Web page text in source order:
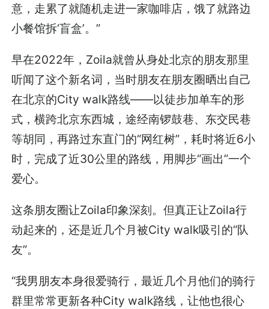
意，走累了就随机走进一家咖啡店，饿了就路边
小餐馆拆‘盲盒’。”
早在2022年，Zoila就曾从身处北京的朋友那里
听闻了这个新名词，当时朋友在朋友圈晒出自己
在北京的City walk路线——以徒步加单车的形
式，横跨北京东西城，途经南锣鼓巷、东交民巷
等胡同，再路过东直门的“网红树”，耗时将近6小
时，完成了近30公里的路线，用脚步“画出”一个
爱心。
这条朋友圈让Zoila印象深刻。但真正让Zoila行
动起来的，还是近几个月被City walk吸引的“队
友”。
“我男朋友本身很爱骑行，最近几个月他们的骑行
群里常常更新各种City walk路线，让他也很心